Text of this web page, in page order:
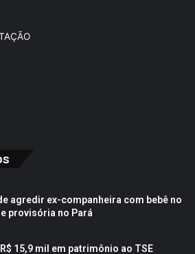
agredir ex-companheira com bebê no
provisória no Pará
15,9 mil em patrimônio ao TSE